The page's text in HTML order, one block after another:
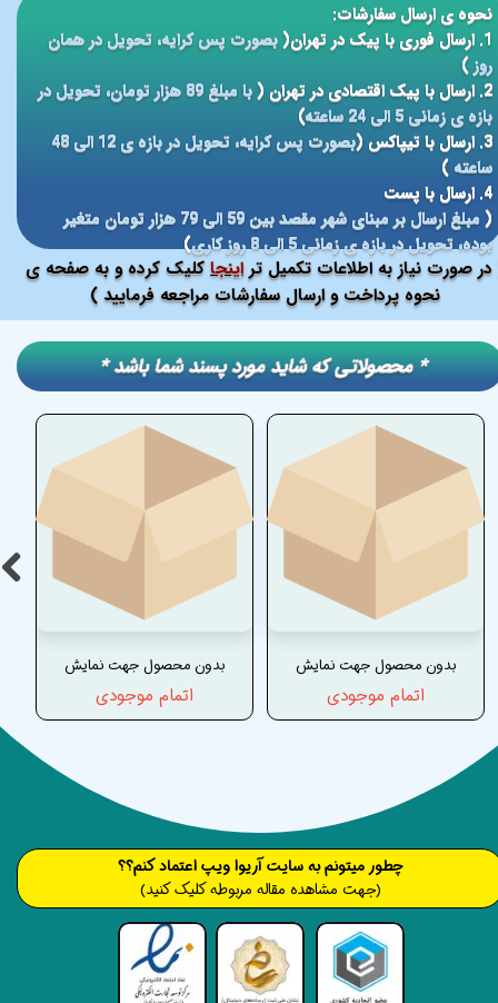
صورت نیاز به اطلاعات تکمیل تراینجا کلیک کرده و به صفحه ی
نحوه پرداخت و ارسال سفارشات مراجعه فرمایید )
نحوه ی ارسال سفارشات:
1. ارسال فوری با پیک در تهران(
بصورت پس کرایه، تحویل در همان
روز)
2. ارسال با پیک اقتصادی در تهران (
با مبلغ 89 هزار تومان، تحویل در
بازه ی زمانی 5 الی 24 ساعته
)
3. ارسال با تیپاکس (
بصورت پس کرایه، تحویل در بازه ی 12 الی 48
ساعته )
4. ارسال با پست
(
مبلغ ارسال بر مبنای شهر مقصد بین 59 الی 79 هزار تومان متغیر
بوده، تحویل در بازه ی زمانی 5 الی 8 روز کاری
)
بدون محصول جهت نمایش
اتمام موجودی
بدون محصول جهت نمایش
اتمام موجودی
​​* محصولاتی که شاید مورد پسند شما باشد *
​​​چطور میتونم به سایت آریوا ویپ اعتماد کنم؟؟
(جهت مشاهده مقاله مربوطه کلیک کنید)